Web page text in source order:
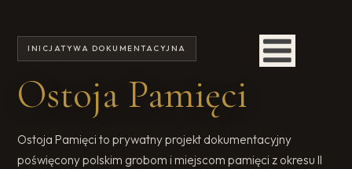
INICJATYWA DOKUMENTACYJNA
Ostoja Pamięci
Ostoja Pamięci to prywatny projekt dokumentacyjny
poświęcony polskim grobom i miejscom pamięci z okresu II